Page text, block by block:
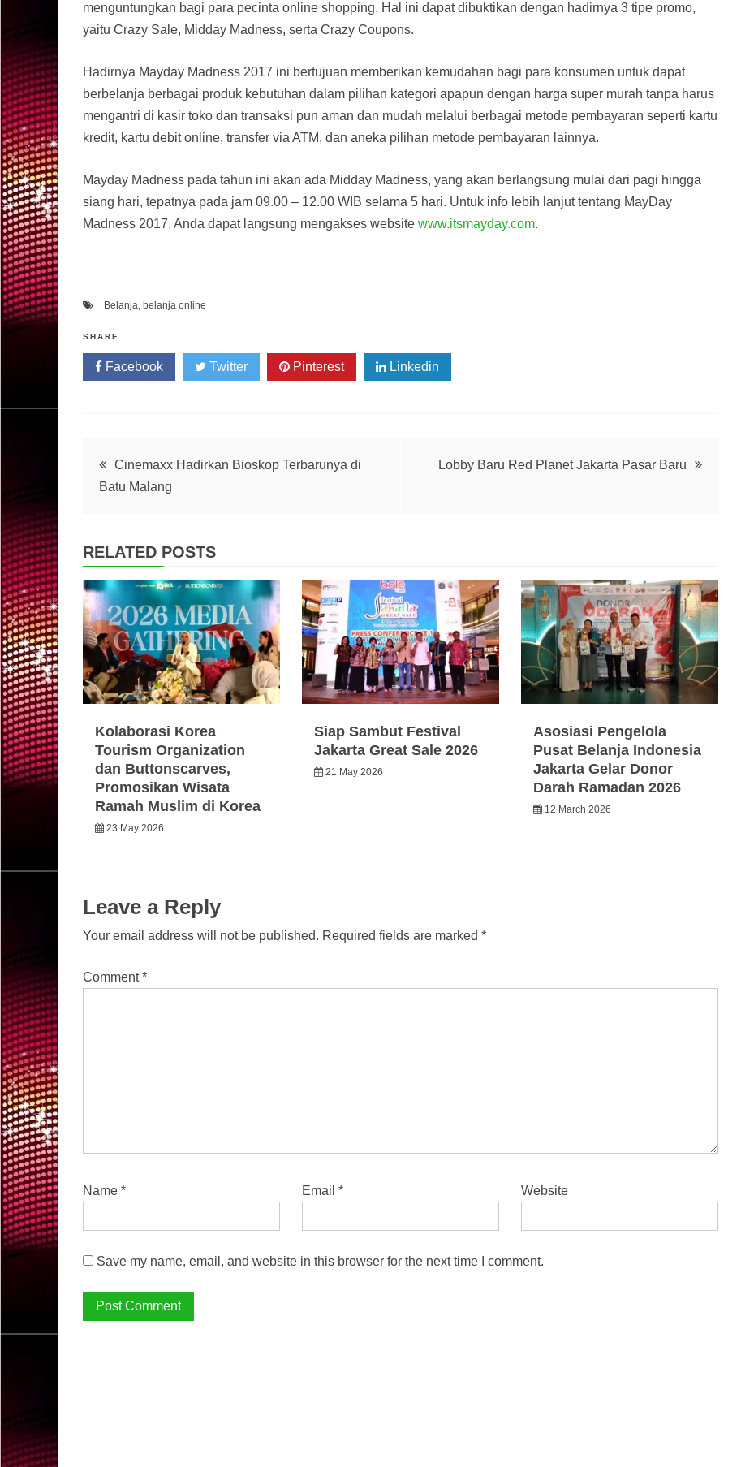
menguntungkan bagi para pecinta online shopping. Hal ini dapat dibuktikan dengan hadirnya 3 tipe promo,
yaitu Crazy Sale, Midday Madness, serta Crazy Coupons.
Hadirnya Mayday Madness 2017 ini bertujuan memberikan kemudahan bagi para konsumen untuk dapat
berbelanja berbagai produk kebutuhan dalam pilihan kategori apapun dengan harga super murah tanpa harus
mengantri di kasir toko dan transaksi pun aman dan mudah melalui berbagai metode pembayaran seperti kartu
kredit, kartu debit online, transfer via ATM, dan aneka pilihan metode pembayaran lainnya.
Mayday Madness pada tahun ini akan ada Midday Madness, yang akan berlangsung mulai dari pagi hingga
siang hari, tepatnya pada jam 09.00 – 12.00 WIB selama 5 hari. Untuk info lebih lanjut tentang MayDay
Madness 2017, Anda dapat langsung mengakses website www.itsmayday.com.
Belanja, belanja online
SHARE
Facebook Twitter Pinterest Linkedin
Post
navigation
Cinemaxx Hadirkan Bioskop Terbarunya di
Batu Malang
Lobby Baru Red Planet Jakarta Pasar Baru
RELATED POSTS
Kolaborasi Korea
Tourism Organization
dan Buttonscarves,
Promosikan Wisata
Ramah Muslim di Korea
23 May 2026
Siap Sambut Festival
Jakarta Great Sale 2026
21 May 2026
Asosiasi Pengelola
Pusat Belanja Indonesia
Jakarta Gelar Donor
Darah Ramadan 2026
12 March 2026
Leave a Reply
Your email address will not be published. Required fields are marked *
Comment*
Name * Email* Website
Save my name, email, and website in this browser for the next time I comment.